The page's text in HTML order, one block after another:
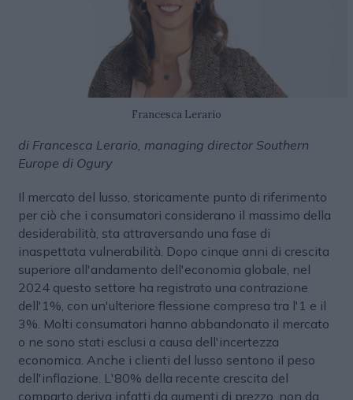
Francesca Lerario
di Francesca Lerario, managing director Southern
Europe di Ogury
Il mercato del lusso, storicamente punto di riferimento
per ciò che i consumatori considerano il massimo della
desiderabilità, sta attraversando una fase di
inaspettata vulnerabilità. Dopo cinque anni di crescita
superiore all'andamento dell'economia globale, nel
2024 questo settore ha registrato una contrazione
dell'1%, con un'ulteriore flessione compresa tra l'1 e il
3%. Molti consumatori hanno abbandonato il mercato
o ne sono stati esclusi a causa dell'incertezza
economica. Anche i clienti del lusso sentono il peso
dell'inflazione. L'80% della recente crescita del
comparto deriva infatti da aumenti di prezzo, non da